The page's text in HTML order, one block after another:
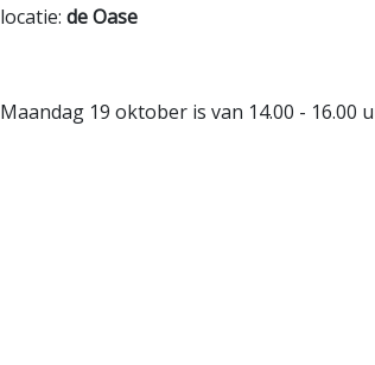
locatie: de Oase
Maandag 19 oktober is van 14.00 - 16.00